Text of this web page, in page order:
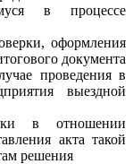
в процессе
оформления
документа
проведения в
выездной
в отношении
акта такой
решения